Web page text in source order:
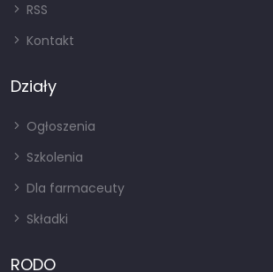
RSS
Kontakt
Działy
Ogłoszenia
Szkolenia
Dla farmaceuty
Składki
RODO